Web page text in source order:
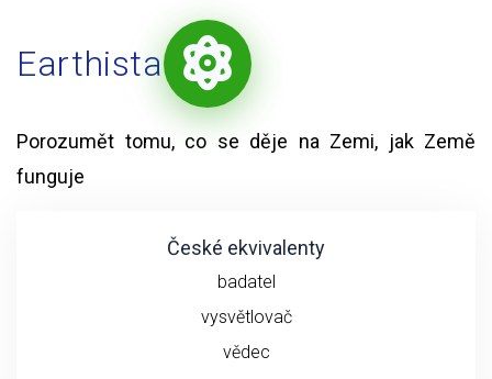
Earthista
Porozumět tomu, co se děje na Zemi, jak Země
funguje
České ekvivalenty
badatel
vysvětlovač
vědec